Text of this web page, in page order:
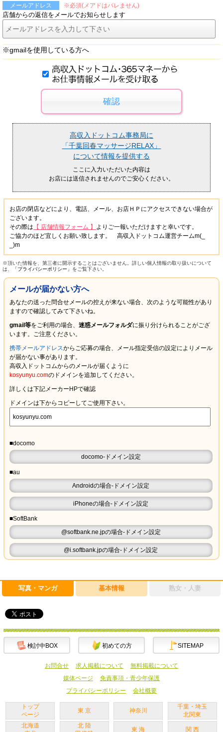
メールアドレス ※必須(メアドはバレません)
店舗からの返信をメールでお知らせします
※gmailを使用している方へ
高収入ドットコム事務局に
「千葉回春マッサージRELAX」
について情報を提供する
ここに入力いただいた内容は
お店には送信されませんのでご安心ください。
お店の閉店などにより、電話、メール、お店ＨＰにアクセスできない場合が
ございます。
その際は 【 店舗情報フォーム 】 よりご一報いただけますと幸いです。
ご協力のほど宜しくお願い致します。 高収入ドットコム運営チームm(_
_)m
※頂いた情報を、第三者に開示することはございません。詳しい個人情報の取り扱いについて
は、
「プライバシーポリシー」 をご覧下さい。
メールが届かない方へ
あなたの送った問合せメールの控えが来ない場合、次のような可能性があり
ますので確認してみて下さいね。
gmail等をご利用の場合、 迷惑メールフォルダに振り分けられることがござ
います。ご注意ください。
携帯メールアドレスからご応募の場合、メール指定受信の設定により メール
が届かない事があります。
高収入ドットコムからのメールが届くように
kosyunyu.comのドメインを追加してください。
詳しくは下記メーカーHPで確認
ドメインは下からコピーしてご使用下さい。
■docomo
docomo-ドメイン設定
■au
Androidの場合-ドメイン設定
iPhoneの場合-ドメイン設定
■SoftBank
@softbank.ne.jpの場合-ドメイン設定
@i.softbank.jpの場合-ドメイン設定
写真・マンガ 基本情報 熟女・人妻
検討中BOX 初めての方 SITEMAP
お問合せ 求人掲載について
無料掲載について
媒体ページ
免責事項・青少年保護
プライバシーポリシー
会社概要
トップ
ページ
東 京 神奈川
千葉・埼玉
北関東
北海道
北 陸
東 海 関 西